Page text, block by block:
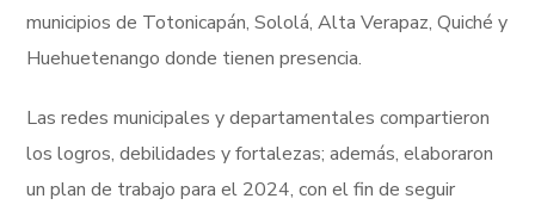
municipios de Totonicapán, Sololá, Alta Verapaz, Quiché y
Huehuetenango donde tienen presencia.
Las redes municipales y departamentales compartieron
los logros, debilidades y fortalezas; además, elaboraron
un plan de trabajo para el 2024, con el fin de seguir